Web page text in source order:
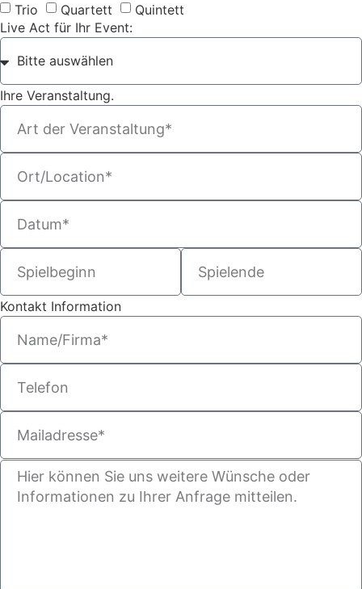
Trio
Quartett
Quintett
Live Act für Ihr Event:
Ihre Veranstaltung.
Kontakt Information